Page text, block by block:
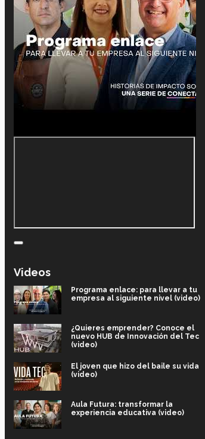
Videos
Programa enlace: para llevar a tu
empresa al siguiente nivel (video)
¿Quieres emprender? Conoce el
nuevo HUB de Innovación del Tec
(video)
El joven que hizo del baile su vida
(video)
Aula Futura: transformar la
experiencia educativa (video)